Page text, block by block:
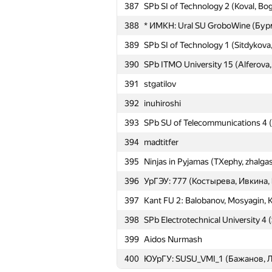
387 SPb SI of Technology 2 (Koval,
388 * ИМКН: Ural SU GroboWine
389 SPb SI of Technology 1
390 SPb ITMO University 15
391
stgatilov
392
inuhiroshi
393 SPb SU of Telecommunications 4
394 madtitfer
395
Ninjas in Pyjamas (TXephy,
396 УрГЭУ: 777 (Костырева,
397
Kant FU 2: Balobanov, Mosyagin,
398 SPb Electrotechnical University 4
399 Aidos Nurmash
400 ЮУрГУ: SUSU_VMI_1 (Бажанов,
363 SPb State University 12 (Lyalinov,
364 Saratov SU 5: Dalabaev, Glazov,
365 ИМКН: NoName (Исаков,
366 deomin.ew
367
Guests (alexvistyazh,
368
hedgehogs2014
369 Nurlan Tulegenov
370
KBTU 100 (Yerzhan
371
Clementine (Elibay Nuptebek,
372 ИРИТ-РТФ: УПРТ (Русинов,
373
iroodaz
374 Mozhaisky Military Space
375
sugim48
376
Pskov State University 1